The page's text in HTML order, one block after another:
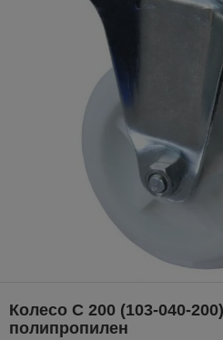
Колесо С 200 (103-040-
полипропилен